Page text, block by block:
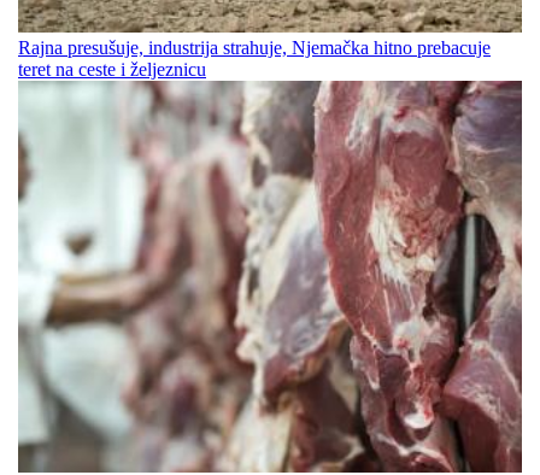
Rajna presušuje, industrija strahuje, Njemačka hitno prebacuje
teret na ceste i željeznicu